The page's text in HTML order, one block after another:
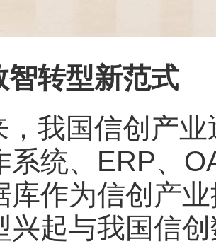
智转型新范式
，我国信创产
系统、ERP、
库作为信创产
兴起与我国信